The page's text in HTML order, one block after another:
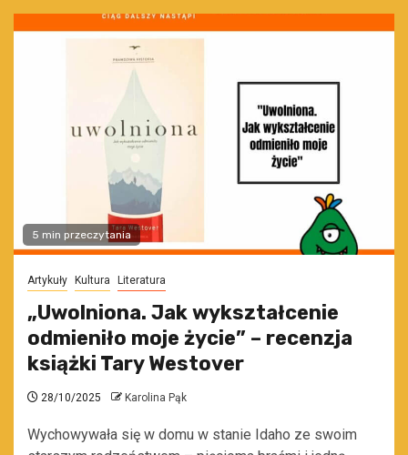
5 min przeczytania
Artykuły Kultura Literatura
„Uwolniona. Jak wykształcenie
odmieniło moje życie” – recenzja
książki Tary Westover
28/10/2025 Karolina Pąk
Wychowywała się w domu w stanie Idaho ze swoim